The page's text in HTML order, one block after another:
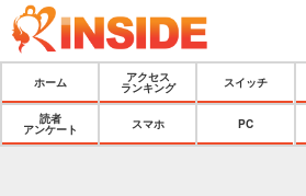
ホーム
アクセス
ランキング
スイッチ
読者
アンケート
スマホ PC